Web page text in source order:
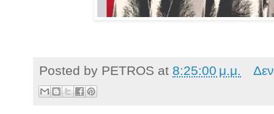
Posted by PETROS at 8:25:00 μ.μ.